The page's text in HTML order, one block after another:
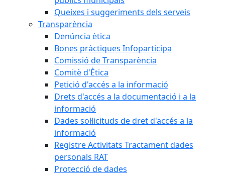
Queixes i suggeriments dels serveis
Transparència
Denúncia ètica
Bones pràctiques Infoparticipa
Comissió de Transparència
Comitè d'Ètica
Petició d'accés a la informació
Drets d'accés a la documentació i a la
informació
Dades sol·licituds de dret d'accés a la
informació
Registre Activitats Tractament dades
personals RAT
Protecció de dades